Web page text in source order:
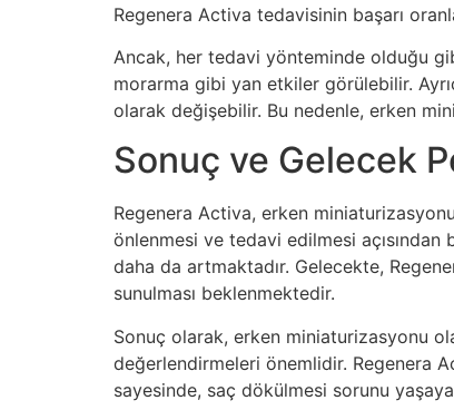
Regenera Activa tedavisinin başarı
Ancak, her tedavi yönteminde olduğu
morarma gibi yan etkiler görülebilir.
olarak değişebilir. Bu nedenle, erken
Sonuç ve Gelecek
Regenera Activa, erken
önlenmesi ve tedavi edilmesi
daha da artmaktadır. Gelecekte,
sunulması beklenmektedir.
Sonuç olarak, erken miniaturizasyonu
değerlendirmeleri önemlidir. Regenera
sayesinde, saç dökülmesi sorunu